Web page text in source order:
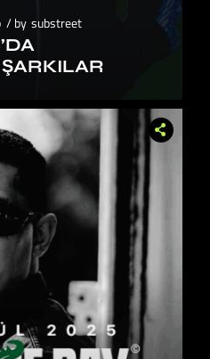
by substreet